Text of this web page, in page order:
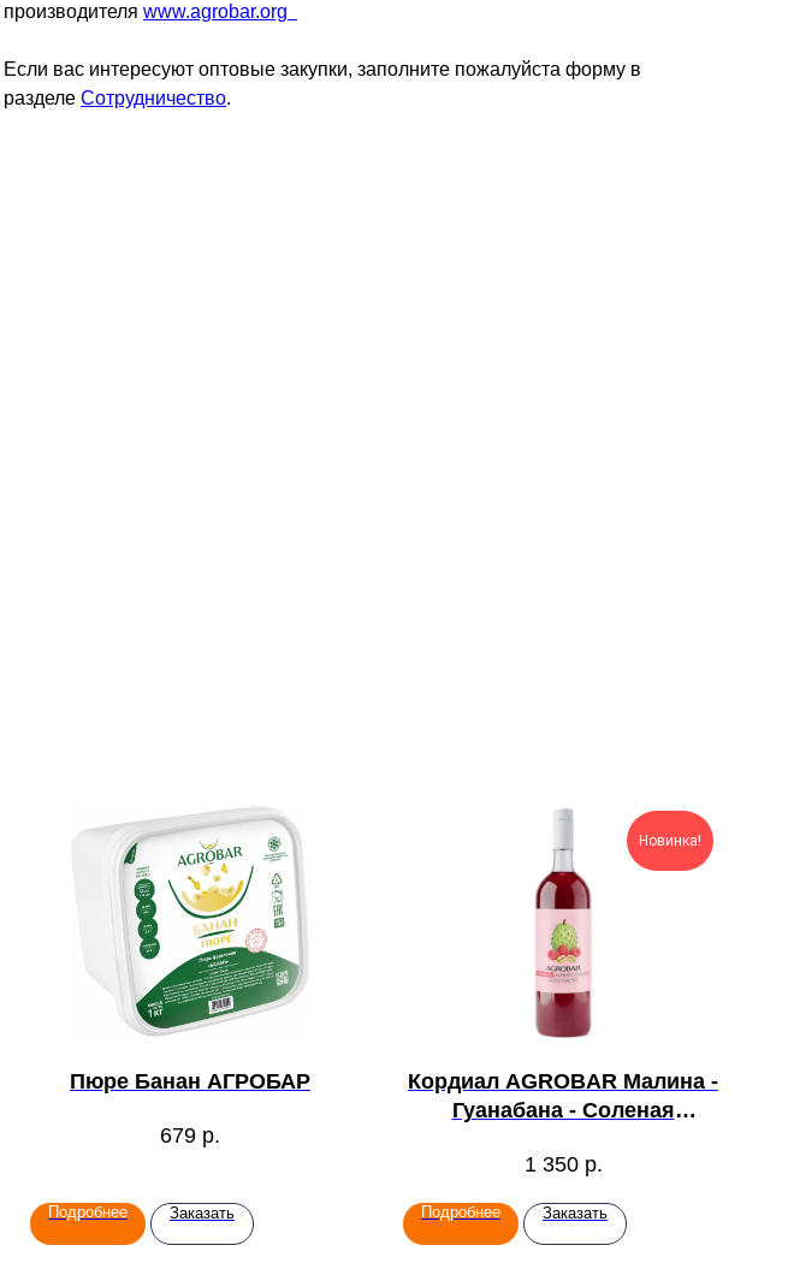
производителя www.agrobar.org
Если вас интересуют оптовые закупки, заполните пожалуйста форму в
разделе Сотрудничество.
Пюре Банан АГРОБАР
679 р.
Подробнее Заказать
Новинка!
Кордиал AGROBAR Малина -
Гуанабана - Соленая
1 350 р.
Подробнее Заказать